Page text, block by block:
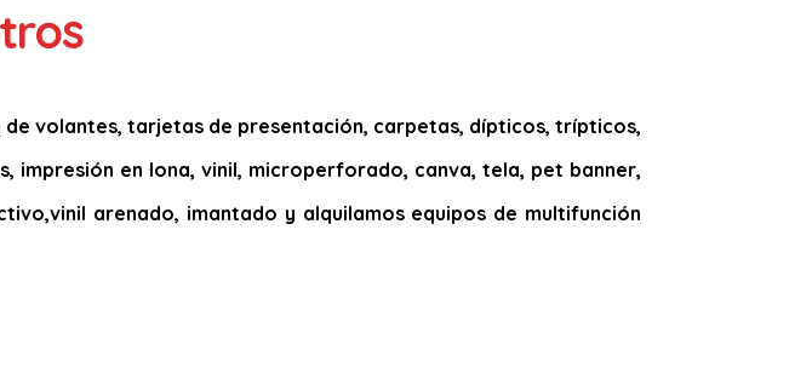
volantes, tarjetas de presentación, carpetas, dípticos, trípticos,
en lona, vinil, microperforado, canva, tela, pet banner,
arenado, imantado y alquilamos equipos de multifunción